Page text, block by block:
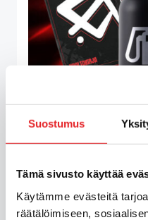
Suostumus
Tämä sivusto käyttää
Käytämme evästeitä
räätälöimiseen,
C1-ajokortti
se tarvitaan ja
suorittaa jo